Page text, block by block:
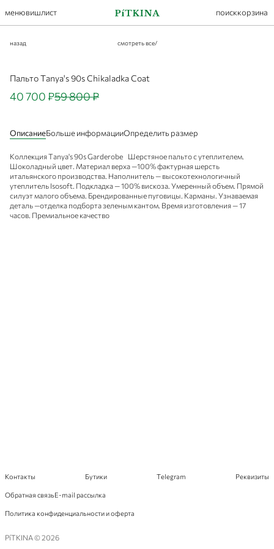
менювишлист поисккорзина
назад смотреть все/
Пальто Tanya's 90s Chikaladka Coat
40 700 ₽59 800 ₽
ОписаниеБольше информацииОпределить размер
Коллекция Tanya's 90s Garderobe Шерстяное пальто с утеплителем.
Шоколадный цвет. Материал верха —100% фактурная шерсть
итальянского производства. Наполнитель — высокотехнологичный
утеплитель Isosoft. Подкладка — 100% вискоза. Умеренный объем. Прямой
силуэт малого объема. Брендированные пуговицы. Карманы. Узнаваемая
деталь —отделка подборта зеленым кантом. Время изготовления — 17
часов. Премиальное качество
Контакты Бутики Telegram Реквизиты
Обратная связьE-mail рассылка
Политика конфиденциальности и оферта
PíTKINA © 2026